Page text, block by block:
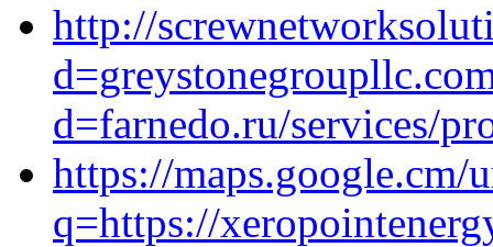
http://
d=farnedo.ru/services/
https://maps.google.cm/
q=https://